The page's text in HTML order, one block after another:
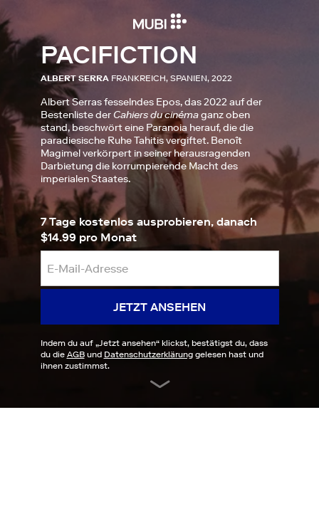
PACIFICTION
ALBERT SERRA FRANKREICH, SPANIEN, 2022
Albert Serras fesselndes Epos, das 2022 auf der
Bestenliste der Cahiers du cinémaganz oben
stand, beschwört eine Paranoia herauf, die die
paradiesische Ruhe Tahitis vergiftet. Benoît
Magimel verkörpert in seiner herausragenden
Darbietung die korrumpierende Macht des
imperialen Staates.
7 Tage kostenlos ausprobieren, danach
$14.99 pro Monat
JETZT ANSEHEN
Indem du auf „Jetzt ansehen“ klickst, bestätigst du, dass
du die AGBund Datenschutzerklärunggelesen hast und
ihnen zustimmst.